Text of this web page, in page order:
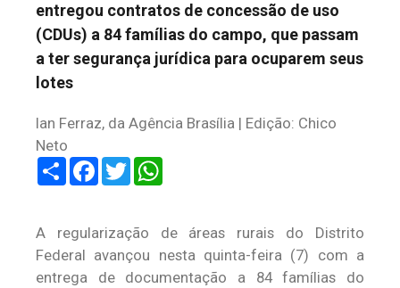
entregou contratos de concessão de uso
(CDUs) a 84 famílias do campo, que passam
a ter segurança jurídica para ocuparem seus
lotes
Ian Ferraz, da Agência Brasília | Edição: Chico
Neto
ShareFacebook
Twitter
A regularização de áreas rurais do Distrito
Federal avançou nesta quinta-feira (7) com a
entrega de documentação a 84 famílias do